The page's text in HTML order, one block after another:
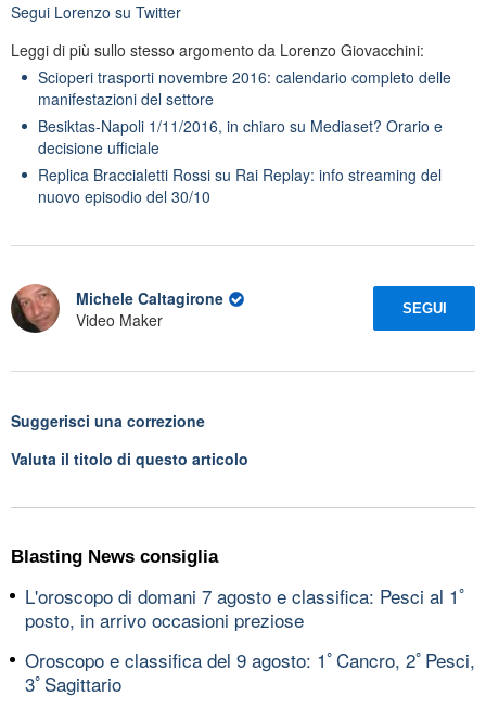
Segui Lorenzo su Twitter
Leggi di più sullo stesso argomento da Lorenzo Giovacchini:
Scioperi trasporti novembre 2016: calendario completo delle
manifestazioni del settore
Besiktas-Napoli 1/11/2016, in chiaro su Mediaset? Orario e
decisione ufficiale
Replica Braccialetti Rossi su Rai Replay: info streaming del
nuovo episodio del 30/10
Michele Caltagirone
Video Maker
SEGUI
Suggerisci una correzione
Valuta il titolo di questo articolo
Blasting News consiglia
L'oroscopo di domani 7 agosto e classifica: Pesci al 1ﾟ
posto, in arrivo occasioni preziose
Oroscopo e classifica del 9 agosto: 1ﾟCancro, 2ﾟPesci,
3ﾟSagittario